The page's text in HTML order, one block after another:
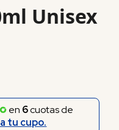
Unisex
en 6cuotas de
tu cupo.